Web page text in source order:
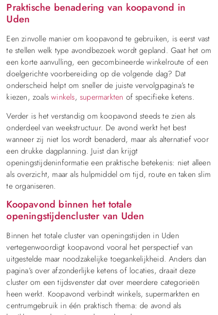
Praktische benadering van koopavond in
Uden
Een zinvolle manier om koopavond te gebruiken, is eerst vast
te stellen welk type avondbezoek wordt gepland. Gaat het om
een korte aanvulling, een gecombineerde winkelroute of een
doelgerichte voorbereiding op de volgende dag? Dat
onderscheid helpt om sneller de juiste vervolgpagina’s te
kiezen, zoalswinkels,supermarkten of specifieke ketens.
Verder is het verstandig om koopavond steeds te zien als
onderdeel van weekstructuur. De avond werkt het best
wanneer zij niet los wordt benaderd, maar als alternatief voor
een drukke dagplanning. Juist dan krijgt
openingstijdeninformatie een praktische betekenis: niet alleen
als overzicht, maar als hulpmiddel om tijd, route en taken slim
te organiseren.
Koopavond binnen het totale
openingstijdencluster van Uden
Binnen het totale cluster van openingstijden in Uden
vertegenwoordigt koopavond vooral het perspectief van
uitgestelde maar noodzakelijke toegankelijkheid. Anders dan
pagina’s over afzonderlijke ketens of locaties, draait deze
cluster om een tijdsvenster dat over meerdere categorieën
heen werkt. Koopavond verbindt winkels, supermarkten en
centrumgebruik in één praktisch thema: de avond als